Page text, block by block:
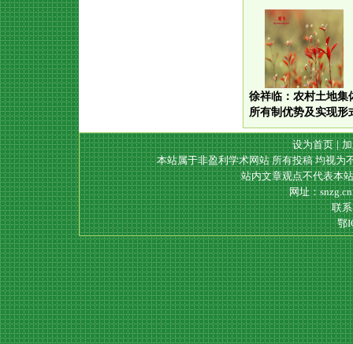
徐祥临：农村土地集
所有制优势及实现形
设为首页|
本站属于非盈利学术网站 所有投稿 均视为
站内文章观点不代表本
网址：
联
鄂